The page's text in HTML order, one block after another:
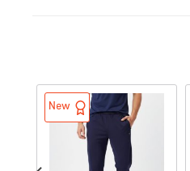
New